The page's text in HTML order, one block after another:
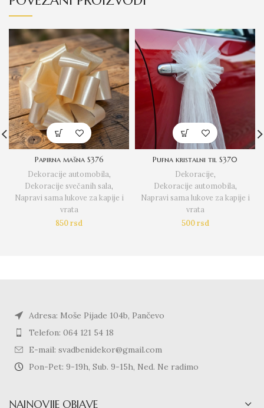
Papirna mašna S376
Dekoracije automobila,
Dekoracije svečanih sala,
Napravi sama lukove za kapije i
vrata
850rsd
Pufna kristalni til S370
Dekoracije,
Dekoracije automobila,
Napravi sama lukove za kapije i
vrata
500rsd
Adresa: Moše Pijade 104b, Pančevo
Telefon: 064 121 54 18
E-mail: svadbenidekor@gmail.com
Pon-Pet: 9-19h, Sub. 9-15h, Ned. Ne radimo
NAJNOVIJE OBJAVE